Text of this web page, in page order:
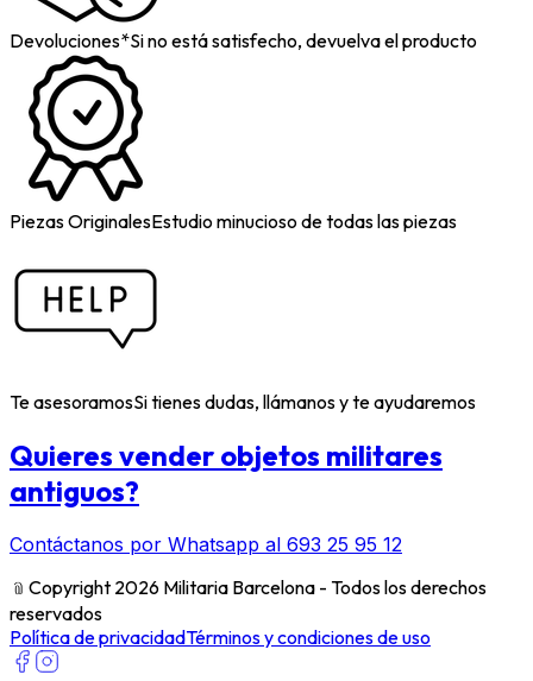
Devoluciones*Si no está satisfecho, devuelva el producto
Piezas OriginalesEstudio minucioso de todas las piezas
Te asesoramosSi tienes dudas, llámanos y te ayudaremos
Quieres vender objetos militares
antiguos?
Contáctanos por Whatsapp al 693 25 95 12
﹫ Copyright 2026 Militaria Barcelona - Todos los derechos
reservados
Política de privacidadTérminos y condiciones de uso